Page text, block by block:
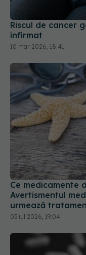
Riscul de cancer
infirmat
10 mar 2026, 18:41
Ce medicamente
Avertismentul
urmează
03 iul 2026, 19:04